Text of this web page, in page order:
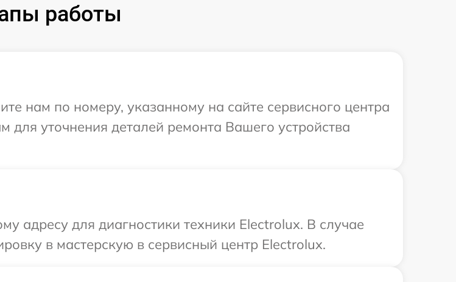
работы
нам по номеру, указанному на сайте сервисного центра
для уточнения деталей ремонта Вашего устройства
адресу для диагностики техники Electrolux. В случае
в мастерскую в сервисный центр Electrolux.